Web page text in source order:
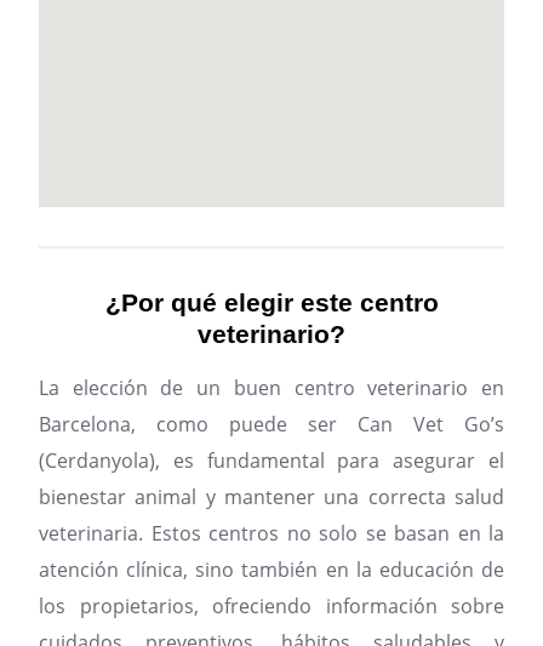
¿Por qué elegir este centro
veterinario?
La elección de un buen centro veterinario en
Barcelona, como puede ser Can Vet Go’s
(Cerdanyola), es fundamental para asegurar el
bienestar animal y mantener una correcta salud
veterinaria. Estos centros no solo se basan en la
atención clínica, sino también en la educación de
los propietarios, ofreciendo información sobre